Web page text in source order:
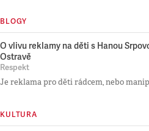
BLOGY
O vlivu reklamy na děti s Hanou
Ostravě
Respekt
Je reklama pro děti rádcem, nebo
KULTURA